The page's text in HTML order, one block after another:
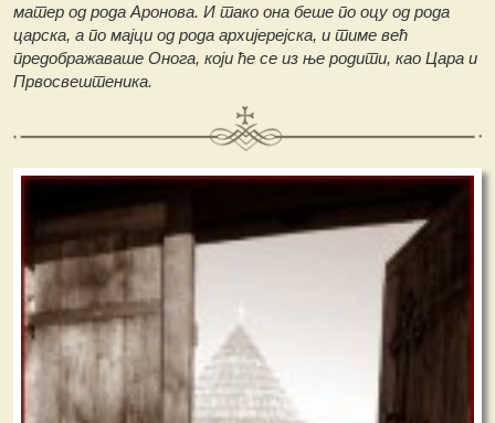
матер од рода Аронова. И тако она беше по оцу од рода
царска, а по мајци од рода архијерејска, и тиме већ
предображаваше Онога, који ће се из ње родити, као Цара и
Првосвештеника.